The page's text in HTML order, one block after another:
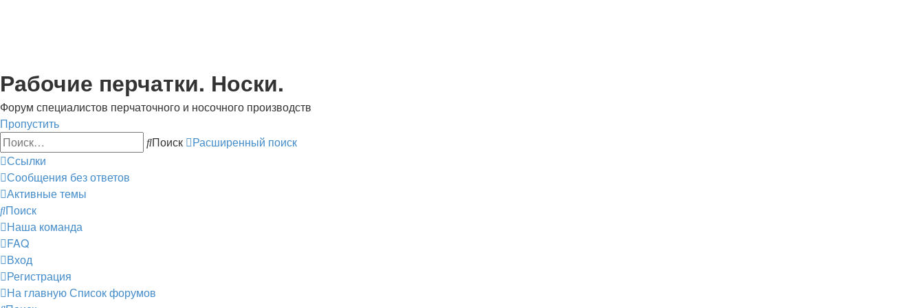
Рабочие перчатки. Носки.
Форум специалистов перчаточного и носочного производств
Пропустить
Поиск
Расширенный поиск
Ссылки
Сообщения без ответов
Активные темы
Поиск
Наша команда
FAQ
Вход
Регистрация
На главнуюСписок форумов